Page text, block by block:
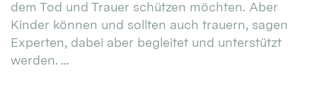
dem Tod und Trauer schützen möchten. Aber
Kinder können und sollten auch trauern, sagen
Experten, dabei aber begleitet und unterstützt
werden. ...